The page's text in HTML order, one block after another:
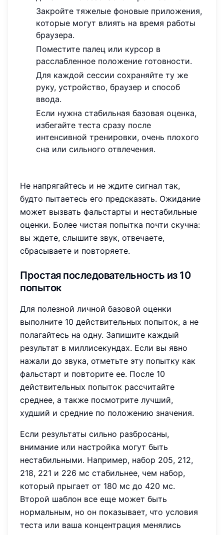
Закройте тяжелые фоновые приложения,
которые могут влиять на время работы
браузера.
Поместите палец или курсор в
расслабленное положение готовности.
Для каждой сессии сохраняйте ту же
руку, устройство, браузер и способ
ввода.
Если нужна стабильная базовая оценка,
избегайте теста сразу после
интенсивной тренировки, очень плохого
сна или сильного отвлечения.
Не напрягайтесь и не ждите сигнал так,
будто пытаетесь его предсказать. Ожидание
может вызвать фальстарты и нестабильные
оценки. Более чистая попытка почти скучна:
вы ждете, слышите звук, отвечаете,
сбрасываете и повторяете.
Простая последовательность из 10
попыток
Для полезной личной базовой оценки
выполните 10 действительных попыток, а не
полагайтесь на одну. Запишите каждый
результат в миллисекундах. Если вы явно
нажали до звука, отметьте эту попытку как
фальстарт и повторите ее. После 10
действительных попыток рассчитайте
среднее, а также посмотрите лучший,
худший и средние по положению значения.
Если результаты сильно разбросаны,
внимание или настройка могут быть
нестабильными. Например, набор 205, 212,
218, 221 и 226 мс стабильнее, чем набор,
который прыгает от 180 мс до 420 мс.
Второй шаблон все еще может быть
нормальным, но он показывает, что условия
теста или ваша концентрация менялись